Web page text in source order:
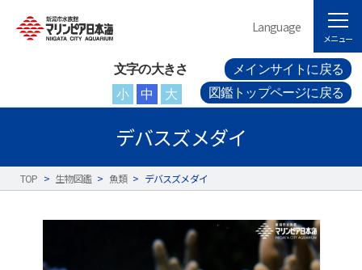
文字の大きさ
小
中 大
メインサイトに戻る
図鑑トップページに戻る
Language
メニュー
デバスズメダイ
TOP > 生物図鑑 > 魚類 > デバスズメダイ